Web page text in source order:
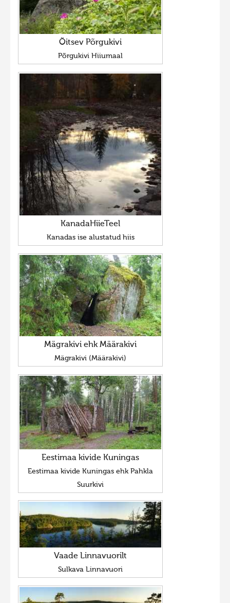
Hiite kuvavõistlus 2009
Hiite kuvavõistlus 2008
Õitsev Põrgukivi
Põrgukivi Hiiumaal
KanadaHiieTeel
Kanadas ise alustatud hiis
Mägrakivi ehk Määrakivi
Mägrakivi (Määrakivi)
Eestimaa kivide Kuningas
Eestimaa kivide Kuningas ehk Pahkla
Suurkivi
Vaade Linnavuorilt
Sulkava Linnavuori